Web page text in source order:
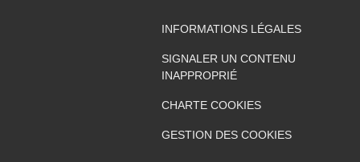
INFORMATIONS LÉGALES
SIGNALER UN CONTENU
INAPPROPRIÉ
CHARTE COOKIES
GESTION DES COOKIES